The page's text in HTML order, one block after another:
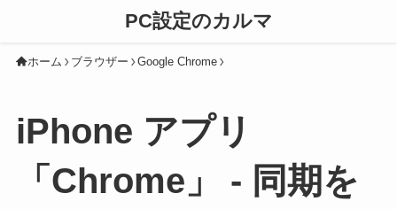
PC設定のカルマ
ホーム ブラウザー Google Chrome
iPhone アプリ
「Chrome」 - 同期を